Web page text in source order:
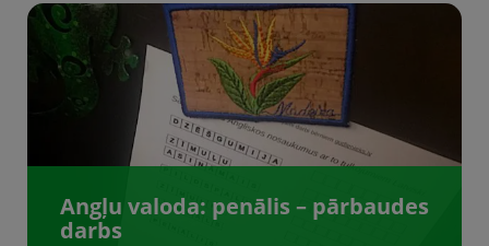
Angļu valoda: penālis – pārbaudes
darbs